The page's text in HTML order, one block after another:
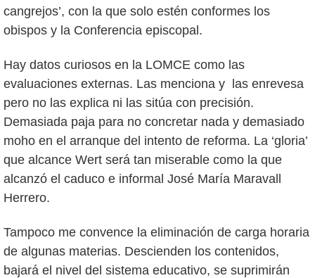
cangrejos’, con la que solo estén conformes los
obispos y la Conferencia episcopal.
Hay datos curiosos en la LOMCE como las
evaluaciones externas. Las menciona y las enrevesa
pero no las explica ni las sitúa con precisión.
Demasiada paja para no concretar nada y demasiado
moho en el arranque del intento de reforma. La ‘gloria’
que alcance Wert será tan miserable como la que
alcanzó el caduco e informal José María Maravall
Herrero.
Tampoco me convence la eliminación de carga horaria
de algunas materias. Descienden los contenidos,
bajará el nivel del sistema educativo, se suprimirán